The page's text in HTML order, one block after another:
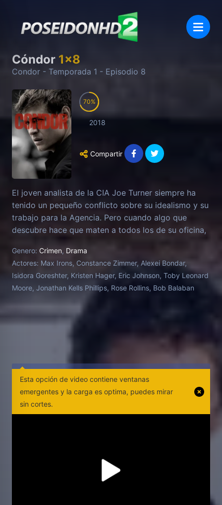
Cóndor 1x8
Condor - Temporada 1 - Episodio 8
70
2018
Compartir
El joven analista de la CIA Joe Turner siempre ha
tenido un pequeño conflicto sobre su idealismo y su
trabajo para la Agencia. Pero cuando algo que
descubre hace que maten a todos los de su oficina,
dejando a Joe como el único superviviente y
obligándole a huir, las reservas que siempre albergó
sobre lo que hacía se convierten en dilemas morales
demasiado reales. Bajo presión de vida o muerte,
Joe se verá obligado a redefinir quién es y de lo que
es capaz para descubrir quién está detrás de esta
conspiración de largo alcance, y evitar que
de Sydney Pollack "Three Days of the Condor"
(1975).
Genero: Crimen, Drama
Actores: Max Irons, Constance Zimmer, Alexei Bondar,
Isidora Goreshter, Kristen Hager, Eric Johnson, Toby Leonard
Moore, Jonathan Kells Phillips, Rose Rollins, Bob Balaban
Esta opción de video contiene ventanas
emergentes y la carga es optima, puedes mirar
sin cortes.